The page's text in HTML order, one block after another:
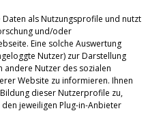
als Nutzungsprofile und nutzt
und/oder
Eine solche Auswertung
Nutzer) zur Darstellung
Nutzer des sozialen
Website zu informieren. Ihnen
dieser Nutzerprofile zu,
jeweiligen Plug-in-Anbieter